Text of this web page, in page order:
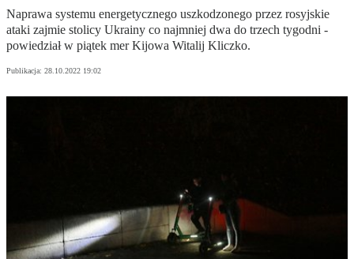
Naprawa systemu energetycznego uszkodzonego przez rosyjskie
ataki zajmie stolicy Ukrainy co najmniej dwa do trzech tygodni -
powiedział w piątek mer Kijowa Witalij Kliczko.
Publikacja: 28.10.2022 19:02